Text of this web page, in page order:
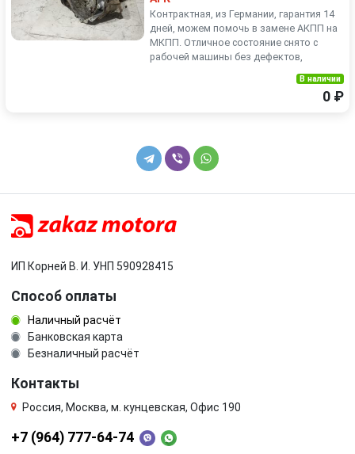
Контрактная, из Германии, гарантия 14
дней, можем помочь в замене АКПП на
МКПП. Отличное состояние снято с
рабочей машины без дефектов,
В наличии
0 ₽
ИП Корней В. И. УНП 590928415
Способ оплаты
Наличный расчёт
Банковская карта
Безналичный расчёт
Контакты
Россия, Москва, м. кунцевская, Офис 190
+7 (964) 777-64-74